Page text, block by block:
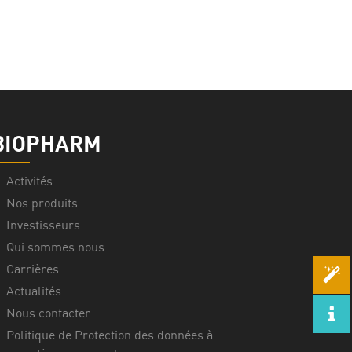
Activités
Nos produits
Investisseurs
Qui sommes nous
Carrières
Actualités
Nous contacter
Politique de Protection des données à